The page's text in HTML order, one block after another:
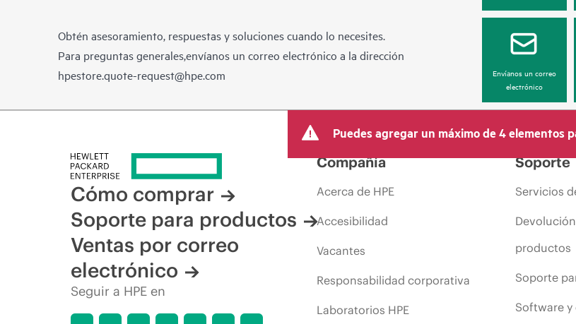
Obtén asesoramiento, respuestas y soluciones cuando lo necesites.
Para preguntas generales,envíanos un correo electrónico a la dirección
hpestore.quote-request@hpe.com
Envíanos un correo
electrónico
Puedes agregar un máximo de 4 elementos
Cómo comprar
Soporte para productos
Ventas por correo
electrónico
Seguir a HPE en
Compañía
Acerca de HPE
Accesibilidad
Vacantes
Responsabilidad corporativa
Laboratorios HPE
Soporte
Servicios
productos
Soporte
Software